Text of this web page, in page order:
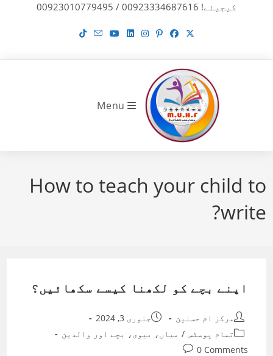
کیجیئے! 00923334687616 / 00923010779495
Menu
How to teach your child to
write?
اپنے بچے کو لکھنا کیسے سکھائیں؟
Post
author:
مرکز ام حسنین
Postجنوری 3, 2024
Post
category:
تمام پوسٹس / میاں، بیوی، بچے اور والدین
Post
0 Comments